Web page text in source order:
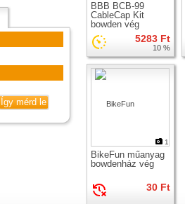
Így mérd le
BBB BCB-99
CableCap Kit
bowden vég
5283 Ft
10 %
1
BikeFun műanyag
bowdenház vég
30 Ft